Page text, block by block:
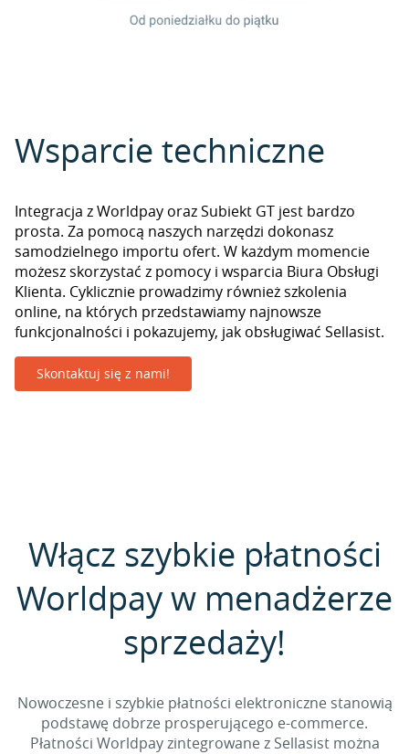
Wsparcie techniczne
Integracja z Worldpay oraz Subiekt GT jest bardzo
prosta. Za pomocą naszych narzędzi dokonasz
samodzielnego importu ofert. W każdym momencie
możesz skorzystać z pomocy i wsparcia Biura Obsługi
Klienta. Cyklicznie prowadzimy również szkolenia
online, na których przedstawiamy najnowsze
funkcjonalności i pokazujemy, jak obsługiwać Sellasist.
Skontaktuj się z nami!
Włącz szybkie płatności
Worldpay w menadżerze
sprzedaży!
Nowoczesne i szybkie płatności elektroniczne stanowią
podstawę dobrze prosperującego e-commerce.
Płatności Worldpay zintegrowane z Sellasist można